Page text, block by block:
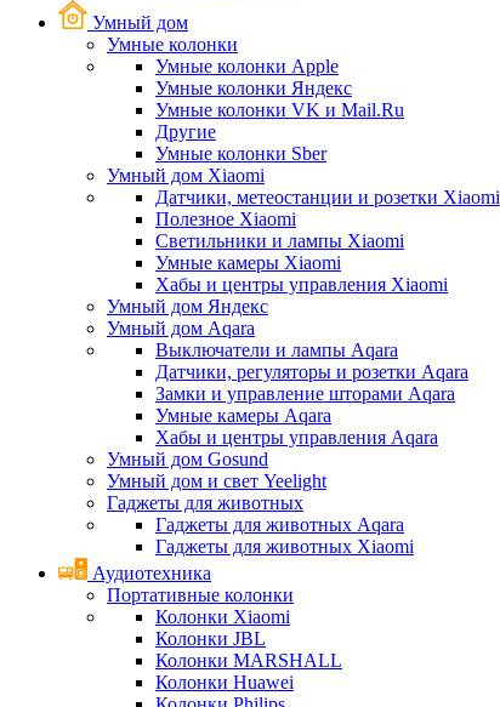
Умный дом
Умные колонки
Умные колонки Apple
Умные колонки Яндекс
Умные колонки VK и Mail.Ru
Другие
Умные колонки Sber
Умный дом Xiaomi
Датчики, метеостанции и розетки Xiaomi
Полезное Xiaomi
Светильники и лампы Xiaomi
Умные камеры Xiaomi
Хабы и центры управления Xiaomi
Умный дом Яндекс
Умный дом Aqara
Выключатели и лампы Aqara
Датчики, регуляторы и розетки Aqara
Замки и управление шторами Aqara
Умные камеры Aqara
Хабы и центры управления Aqara
Умный дом Gosund
Умный дом и свет Yeelight
Гаджеты для животных
Гаджеты для животных Aqara
Гаджеты для животных Xiaomi
Аудиотехника
Портативные колонки
Колонки Xiaomi
Колонки JBL
Колонки MARSHALL
Колонки Huawei